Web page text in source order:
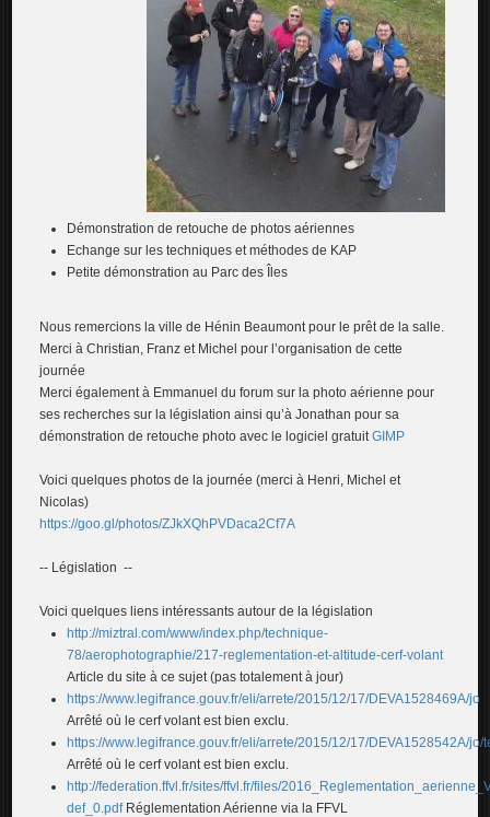
Démonstration de retouche de photos aériennes
Echange sur les techniques et méthodes de KAP
Petite démonstration au Parc des Îles
Nous remercions la ville de Hénin Beaumont pour le prêt de la salle.
Merci à Christian, Franz et Michel pour l’organisation de cette
journée
Merci également à Emmanuel du forum sur la photo aérienne pour
ses recherches sur la législation ainsi qu’à Jonathan pour sa
démonstration de retouche photo avec le logiciel gratuitGIMP
Voici quelques photos de la journée (merci à Henri, Michel et
Nicolas)
https://goo.gl/photos/ZJkXQhPVDaca2Cf7A
-- Législation --
Voici quelques liens intéressants autour de la législation
http://miztral.com/www/index.php/technique-
78/aerophotographie/217-reglementation-et-altitude-cerf-volant
Article du site à ce sujet (pas totalement à jour)
https://www.legifrance.gouv.fr/eli/arrete/2015/12/17/DEVA1528469A/jo
Arrêté où le cerf volant est bien exclu.
https://www.legifrance.gouv.fr/eli/arrete/2015/12/17/DEVA1528542A/jo/
Arrêté où le cerf volant est bien exclu.
http://federation.ffvl.fr/sites/ffvl.fr/files/
def_0.pdfRéglementation Aérienne via la FFVL